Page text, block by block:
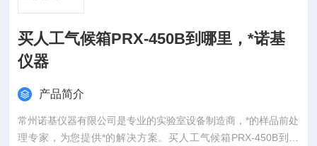
买人工气候箱PRX-450B到哪里，*诺基
仪器
产品简介
常州诺基仪器有限公司是专业的实验室设备制造商，*的样品前处
理专家，为您提供*的解决方案。买人工气候箱PRX-450B到哪